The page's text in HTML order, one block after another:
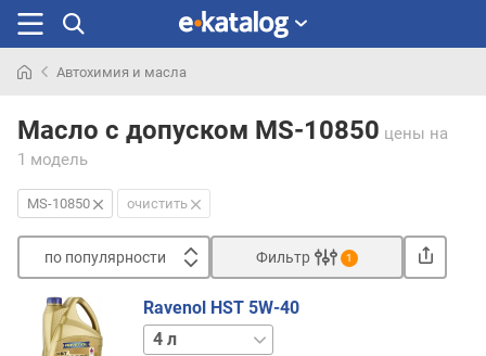
раньше
Автохимия и масла
Масло с допуском MS-10850 цены на
1 модель
MS-10850 очистить
по популярности
п
о
Фильтр 1
Ravenol HST 5W-40
1 л 5 л